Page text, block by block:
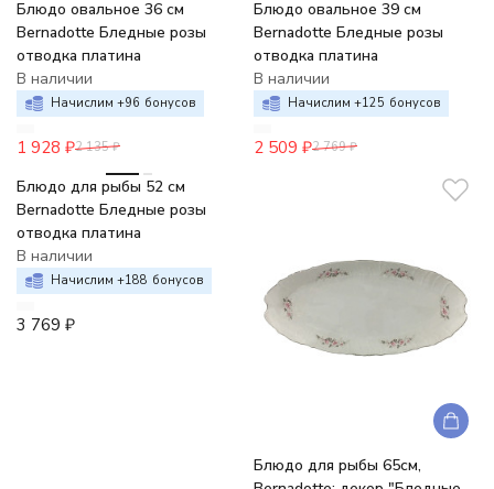
Блюдо овальное 36 см
Bernadotte Бледные розы
отводка платина
В наличии
Начислим +96 бонусов
1 928 ₽2 135 ₽
Блюдо овальное 39 см
Bernadotte Бледные розы
отводка платина
В наличии
Начислим +125 бонусов
2 509 ₽2 769 ₽
Блюдо для рыбы 52 см
Bernadotte Бледные розы
отводка платина
В наличии
Начислим +188 бонусов
3 769 ₽
Блюдо для рыбы 65см,